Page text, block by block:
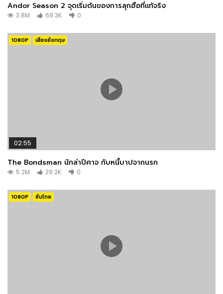
Brendan Adam-Zwelling
COSTUME & MAKE-UP
Charles Miller
COSTUME & MAKE-UP
Andor Season 2 จุดเริ่มต้นของการลุกฮือที่แท้จริง
3.8M 69.3K 0
1080P เสียงอังกฤษ
02:55
The Bondsman นักล่าปีศาจ กับหนี้บาปจากนรก
5.2M 29.2K 0
1080P ซับไทย